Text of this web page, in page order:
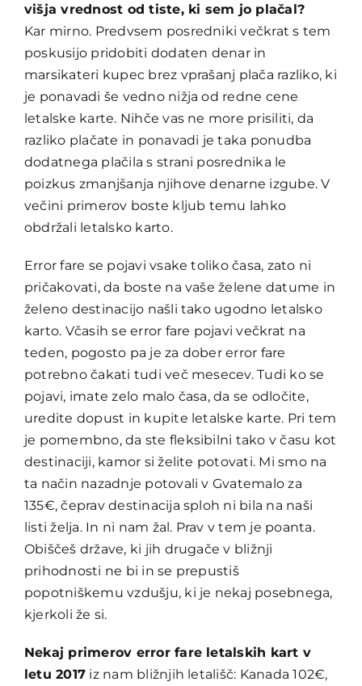
višja vrednost od tiste, ki sem jo plačal?
Kar mirno. Predvsem posredniki večkrat s tem
poskusijo pridobiti dodaten denar in
marsikateri kupec brez vprašanj plača razliko, ki
je ponavadi še vedno nižja od redne cene
letalske karte. Nihče vas ne more prisiliti, da
razliko plačate in ponavadi je taka ponudba
dodatnega plačila s strani posrednika le
poizkus zmanjšanja njihove denarne izgube. V
večini primerov boste kljub temu lahko
obdržali letalsko karto.
Error fare se pojavi vsake toliko časa, zato ni
pričakovati, da boste na vaše želene datume in
želeno destinacijo našli tako ugodno letalsko
karto. Včasih se error fare pojavi večkrat na
teden, pogosto pa je za dober error fare
potrebno čakati tudi več mesecev. Tudi ko se
pojavi, imate zelo malo časa, da se odločite,
uredite dopust in kupite letalske karte. Pri tem
je pomembno, da ste fleksibilni tako v času kot
destinaciji, kamor si želite potovati. Mi smo na
ta način nazadnje potovali v Gvatemalo za
135€, čeprav destinacija sploh ni bila na naši
listi želja. In ni nam žal. Prav v tem je poanta.
Obiščeš države, ki jih drugače v bližnji
prihodnosti ne bi in se prepustiš
popotniškemu vzdušju, ki je nekaj posebnega,
kjerkoli že si.
Nekaj primerov error fare letalskih kart v
letu 2017 iz nam bližnjih letališč: Kanada 102€,